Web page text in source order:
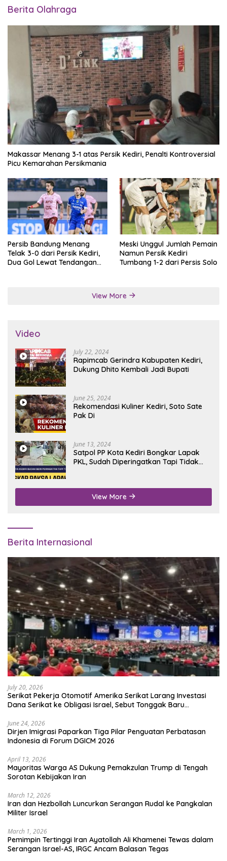
Berita Olahraga
Makassar Menang 3-1 atas Persik Kediri, Penalti Kontroversial
Picu Kemarahan Persikmania
Persib Bandung Menang
Telak 3-0 dari Persik Kediri,
Dua Gol Lewat Tendangan
Meski Unggul Jumlah Pemain
Namun Persik Kediri
Tumbang 1-2 dari Persis Solo
View More
Video
July 22, 2024
Rapimcab Gerindra Kabupaten Kediri,
Dukung Dhito Kembali Jadi Bupati
June 25, 2024
Rekomendasi Kuliner Kediri, Soto Sate
Pak Di
June 13, 2024
Satpol PP Kota Kediri Bongkar Lapak
PKL, Sudah Diperingatkan Tapi Tidak
View More
Berita Internasional
July 20, 2026
Serikat Pekerja Otomotif Amerika Serikat Larang Investasi
Dana Serikat ke Obligasi Israel, Sebut Tonggak Baru
June 24, 2026
Dirjen Imigrasi Paparkan Tiga Pilar Penguatan Perbatasan
Indonesia di Forum DGICM 2026
April 13, 2026
Mayoritas Warga AS Dukung Pemakzulan Trump di Tengah
Sorotan Kebijakan Iran
March 12, 2026
Iran dan Hezbollah Luncurkan Serangan Rudal ke Pangkalan
Militer Israel
March 1, 2026
Pemimpin Tertinggi Iran Ayatollah Ali Khamenei Tewas dalam
Serangan Israel-AS, IRGC Ancam Balasan Tegas